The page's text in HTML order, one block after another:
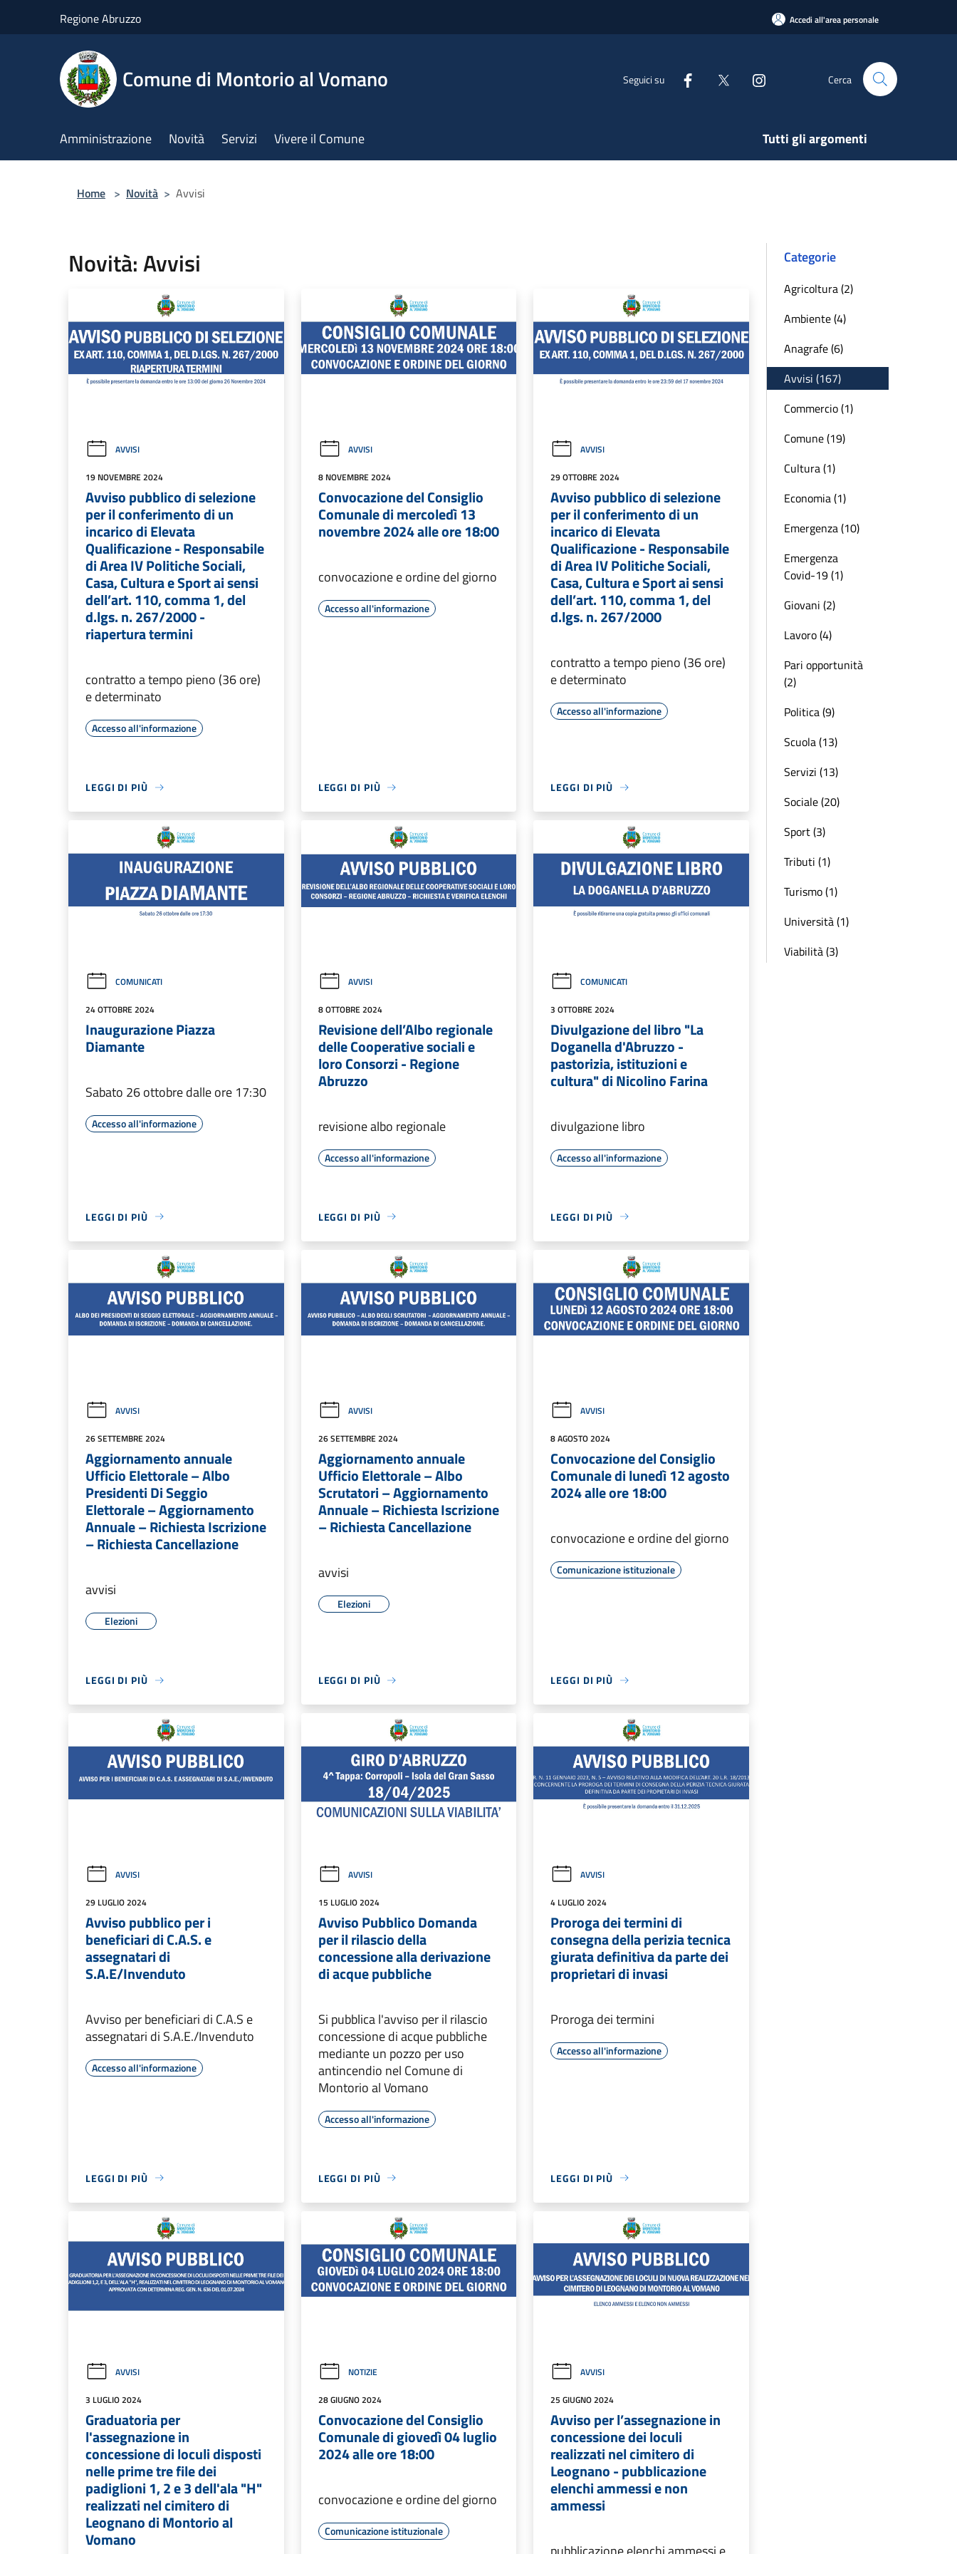
Regione Abruzzo Accedi all'area personale
Comune di Montorio al Vomano Seguici su Cerca
Amministrazione Novità Servizi Vivere il Comune Tutti gli argomenti
Home > Novità > Avvisi
Novità: Avvisi
AVVISI
19 NOVEMBRE 2024
Avviso pubblico di selezione
per il conferimento di un
incarico di Elevata
Qualificazione - Responsabile
di Area IV Politiche Sociali,
Casa, Cultura e Sport ai sensi
dell’art. 110, comma 1, del
d.lgs. n. 267/2000 -
riapertura termini
contratto a tempo pieno (36 ore)
e determinato
Accesso all'informazione
LEGGI DI PIÙ
AVVISI
8 NOVEMBRE 2024
Convocazione del Consiglio
Comunale di mercoledì 13
novembre 2024 alle ore 18:00
convocazione e ordine del giorno
Accesso all'informazione
LEGGI DI PIÙ
AVVISI
29 OTTOBRE 2024
Avviso pubblico di selezione
per il conferimento di un
incarico di Elevata
Qualificazione - Responsabile
di Area IV Politiche Sociali,
Casa, Cultura e Sport ai sensi
dell’art. 110, comma 1, del
d.lgs. n. 267/2000
contratto a tempo pieno (36 ore)
e determinato
Accesso all'informazione
LEGGI DI PIÙ
COMUNICATI
24 OTTOBRE 2024
Inaugurazione Piazza
Diamante
Sabato 26 ottobre dalle ore 17:30
Accesso all'informazione
LEGGI DI PIÙ
AVVISI
8 OTTOBRE 2024
Revisione dell’Albo regionale
delle Cooperative sociali e
loro Consorzi - Regione
Abruzzo
revisione albo regionale
Accesso all'informazione
LEGGI DI PIÙ
COMUNICATI
3 OTTOBRE 2024
Divulgazione del libro "La
Doganella d'Abruzzo -
pastorizia, istituzioni e
cultura" di Nicolino Farina
divulgazione libro
Accesso all'informazione
LEGGI DI PIÙ
AVVISI
26 SETTEMBRE 2024
Aggiornamento annuale
Ufficio Elettorale – Albo
Presidenti Di Seggio
Elettorale – Aggiornamento
Annuale – Richiesta Iscrizione
– Richiesta Cancellazione
avvisi
Elezioni
LEGGI DI PIÙ
AVVISI
26 SETTEMBRE 2024
Aggiornamento annuale
Ufficio Elettorale – Albo
Scrutatori – Aggiornamento
Annuale – Richiesta Iscrizione
– Richiesta Cancellazione
avvisi
Elezioni
LEGGI DI PIÙ
AVVISI
8 AGOSTO 2024
Convocazione del Consiglio
Comunale di lunedì 12 agosto
2024 alle ore 18:00
convocazione e ordine del giorno
Comunicazione istituzionale
LEGGI DI PIÙ
AVVISI
29 LUGLIO 2024
Avviso pubblico per i
beneficiari di C.A.S. e
assegnatari di
S.A.E/Invenduto
Avviso per beneficiari di C.A.S e
assegnatari di S.A.E./Invenduto
Accesso all'informazione
LEGGI DI PIÙ
AVVISI
15 LUGLIO 2024
Avviso Pubblico Domanda
per il rilascio della
concessione alla derivazione
di acque pubbliche
Si pubblica l'avviso per il rilascio
concessione di acque pubbliche
mediante un pozzo per uso
antincendio nel Comune di
Montorio al Vomano
Accesso all'informazione
LEGGI DI PIÙ
AVVISI
4 LUGLIO 2024
Proroga dei termini di
consegna della perizia tecnica
giurata definitiva da parte dei
proprietari di invasi
Proroga dei termini
Accesso all'informazione
LEGGI DI PIÙ
AVVISI
3 LUGLIO 2024
Graduatoria per
l'assegnazione in
concessione di loculi disposti
nelle prime tre file dei
padiglioni 1, 2 e 3 dell'ala "H"
realizzati nel cimitero di
Leognano di Montorio al
Vomano
NOTIZIE
28 GIUGNO 2024
Convocazione del Consiglio
Comunale di giovedì 04 luglio
2024 alle ore 18:00
convocazione e ordine del giorno
Comunicazione istituzionale
AVVISI
25 GIUGNO 2024
Avviso per l’assegnazione in
concessione dei loculi
realizzati nel cimitero di
Leognano - pubblicazione
elenchi ammessi e non
ammessi
Categorie
Agricoltura (2)
Ambiente (4)
Anagrafe (6)
Avvisi (167)
Commercio (1)
Comune (19)
Cultura (1)
Economia (1)
Emergenza (10)
Emergenza
Covid-19 (1)
Giovani (2)
Lavoro (4)
Pari opportunità
(2)
Politica (9)
Scuola (13)
Servizi (13)
Sociale (20)
Sport (3)
Tributi (1)
Turismo (1)
Università (1)
Viabilità (3)